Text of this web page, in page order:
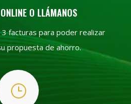
O LLÁMANOS
3 facturas para poder realizar
propuesta de ahorro.
}